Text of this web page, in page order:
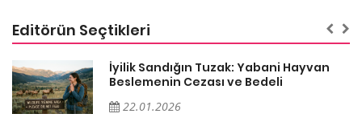
Editörün Seçtikleri
İyilik Sandığın Tuzak: Yabani Hayvan
Beslemenin Cezası ve Bedeli
22.01.2026